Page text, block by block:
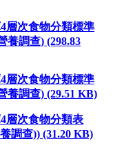
層次食物分類標準
養調查) (298.83
層次食物分類標準
養調查) (29.51 KB)
層次食物分類表
調查)) (31.20 KB)